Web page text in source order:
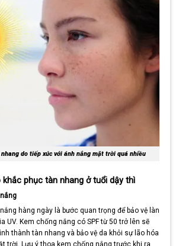
do tiếp xúc với ánh nắng mặt trời quá nhiều
khắc phục tàn nhang ở tuổi dậy thì
hàng ngày là bước quan trọng để bảo vệ làn
UV. Kem chống nắng có SPF từ 50 trở lên sẽ
thành tàn nhang và bảo vệ da khỏi sự lão hóa